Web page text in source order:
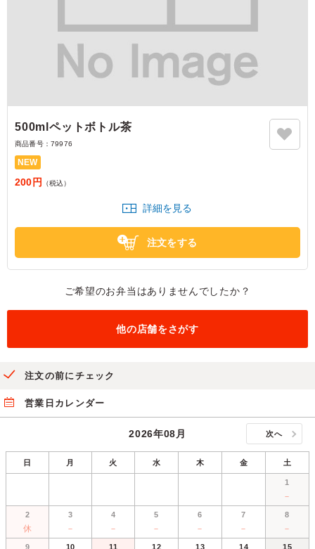
500mlペットボトル茶
商品番号： 79976
NEW
200円 （税込）
詳細を見る
注文をする
ご希望のお弁当はありませんでしたか？
他の店舗をさがす
注文の前にチェック
営業日カレンダー
2026年08月 次へ
日 月 火 水 木 金 土
1
－
2
休
3
－
4
－
5
－
6
－
7
－
8
－
9 10 11 12 13 14 15